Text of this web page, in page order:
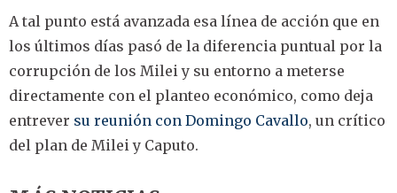
A tal punto está avanzada esa línea de acción que en
los últimos días pasó de la diferencia puntual por la
corrupción de los Milei y su entorno a meterse
directamente con el planteo económico, como deja
entrever su reunión con Domingo Cavallo, un crítico
del plan de Milei y Caputo.